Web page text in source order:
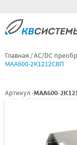
Главная AC/DC
МАА600-2К1212СВП
Артикул -МАА600-